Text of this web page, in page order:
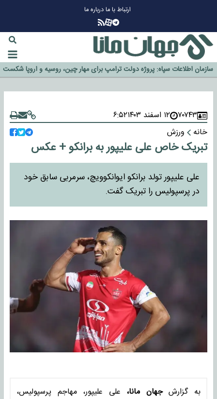
ارتباط با مادرباره ما
گزینه جدایی اوسمار روی میز مدیران پرسپولیس
آیا رئیس جمهور آمریکا قانون را دور می‌زند؟
اخراج رسمی چهره نامدار از پرسپولیس
سازمان اطلاعات سپاه: پروژه دولت ترامپ برای مهار چین، روسیه و اروپا شکست
خورد
۷۰۷۴۳ ۱۲ اسفند ۱۴۰۳
۶:۵۲
خانه
ورزش
تبریک خاص علی علیپور به برانکو + عکس
علی علیپور تولد برانکو ایوانکوویچ، سرمربی سابق خود
در پرسپولیس را تبریک گفت.
به گزارشجهان مانا، علی علیپور، مهاجم پرسپولیس،